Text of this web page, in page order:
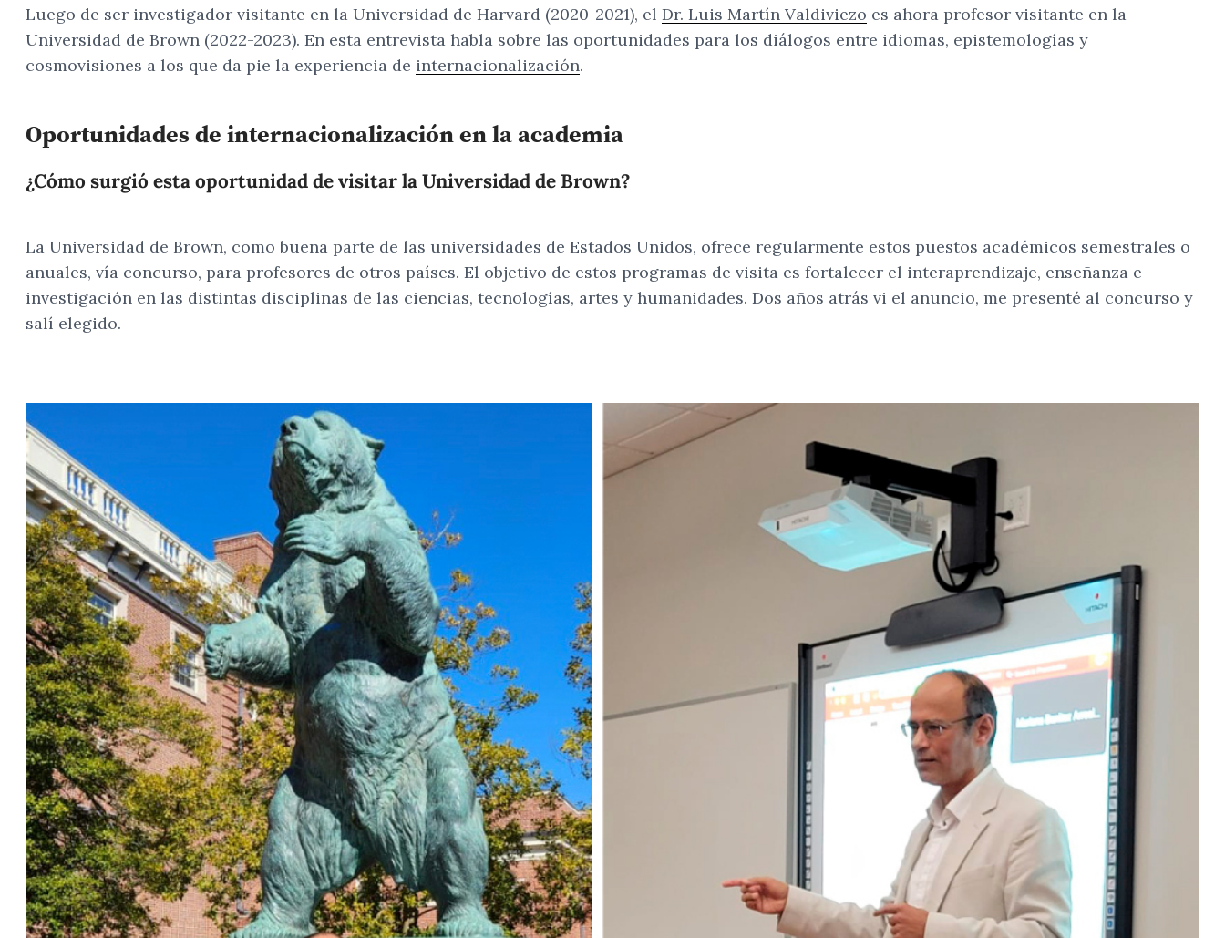
Luego de ser investigador visitante en la Universidad de Harvard (2020-2021), el Dr. Luis Martín Valdiviezo es ahora profesor visitante en la
Universidad de Brown (2022-2023). En esta entrevista habla sobre las oportunidades para los diálogos entre idiomas, epistemologías y
cosmovisiones a los que da pie la experiencia de internacionalización.
Oportunidades de internacionalización en la academia
¿Cómo surgió esta oportunidad de visitar la Universidad de Brown?
La Universidad de Brown, como buena parte de las universidades de Estados Unidos, ofrece regularmente estos puestos académicos semestrales o
anuales, vía concurso, para profesores de otros países. El objetivo de estos programas de visita es fortalecer el interaprendizaje, enseñanza e
investigación en las distintas disciplinas de las ciencias, tecnologías, artes y humanidades. Dos años atrás vi el anuncio, me presenté al concurso y
salí elegido.